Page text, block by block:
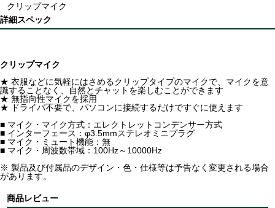
クリップマイク
詳細スペック
クリップマイク
★ 衣服などに気軽にはさめるクリップタイプのマイクで、マイクを意
識することなく、自然とチャットを楽しむことができます
★ 無指向性マイクを採用
★ ドライバ不要で、パソコンに接続するだけですぐに使えます
■ マイク・マイク方式：エレクトレットコンデンサー方式
■ インターフェース：φ3.5mmステレオミニプラグ
■ マイク・ミュート機能：無
■ マイク・周波数帯域：100Hz～10000Hz
※ 製品及び付属品のデザイン・色・仕様等は予告なく変更される場合
があります。
商品レビュー